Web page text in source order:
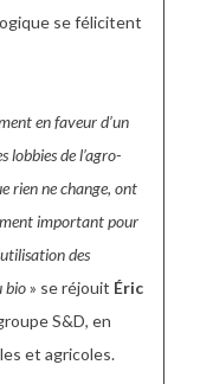
se félicitent
en faveur d’un
lobbies de l’agro-
rien ne change, ont
important pour
des
bio» se réjouit Éric
S&D, en
et agricoles.